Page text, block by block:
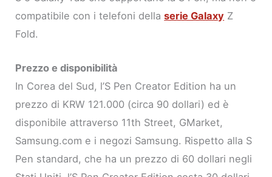
compatibile con i telefoni dellaserie Galaxy Z
Fold.
Prezzo e disponibilità
In Corea del Sud, l’S Pen Creator Edition ha un
prezzo di KRW 121.000 (circa 90 dollari) ed è
disponibile attraverso 11th Street, GMarket,
Samsung.com e i negozi Samsung. Rispetto alla S
Pen standard, che ha un prezzo di 60 dollari negli